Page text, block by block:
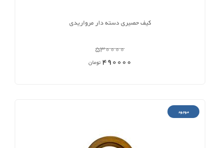
کیف حصیری دسته دار مرواریدی
530000
490000تومان
موجود